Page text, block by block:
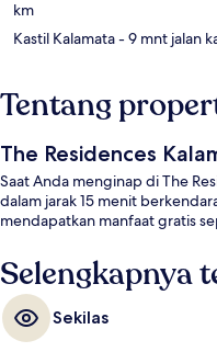
km
Kastil Kalamata- 9 mnt jalan
Tentang
The Residences
Saat Anda menginap di The
dalam jarak 15 menit
mendapatkan manfaat gratis
Selengkapnya
Sekilas